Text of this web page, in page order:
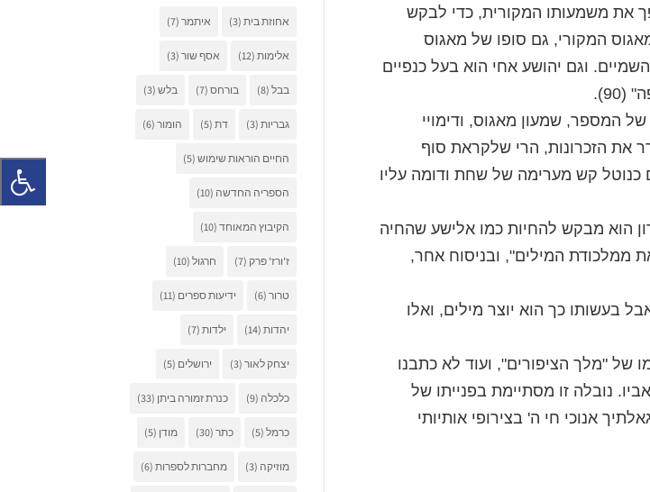
את משמעותו המקורית, כדי לבקש
המקורי, גם סופו של מאגוס
וגם יהושע אחי הוא בעל כנפיים
המספר, שמעון מאגוס, ודימויי
את הזכרונות, הרי שלקראת סוף
כנוטל קש מערימה של שחת ודומה עליו
הוא מבקש להחיות כמו אלישע שהחיה
ממלכודת המילים", ובניסוח אחר,
בעשותו כך הוא יוצר מילים, ואלו
של "מלך הציפורים", ועוד לא כתבנו
נובלה זו מסתיימת בפנייתו של
אנוכי חי ה' בצירופי אותיותי
אחוזת בית (3) איתמר (7)
אלימות (12) אסף שור (3)
בבל (8) בורחס (7) בלש (3)
גבריות (3) דת (5) הומור (6)
החיים הוראות שימוש (5)
הספריה החדשה (10)
הקיבוץ המאוחד (10)
ז'ורז' פרק (7) חרגול (10)
טרור (6) ידיעות ספרים (11)
יהדות (14) ילדות (7)
יצחק לאור (3) ירושלים (5)
כלכלה (9) כנרת זמורה ביתן (33)
כרמל (5) כתר (30) מודן (5)
מוזיקה (3) מחברות לספרות (6)